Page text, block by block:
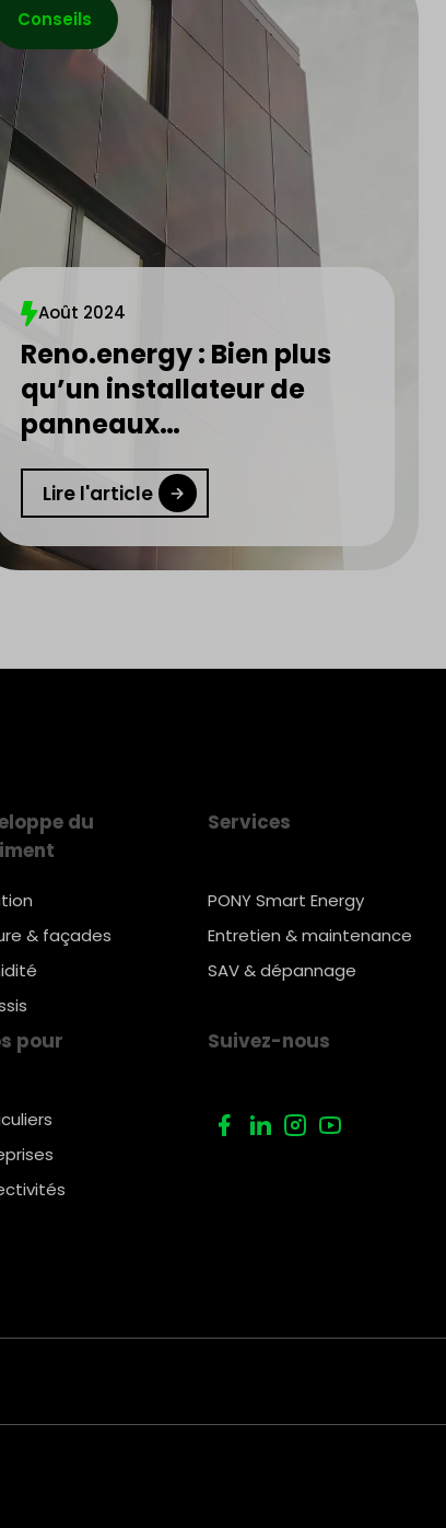
Conseils
Août 2024
Reno.energy : Bien plus
qu’un installateur de
panneaux
photovoltaïques
Lire l'article
du
& façades
Services
PONY Smart Energy
Entretien & maintenance
SAV & dépannage
pour Suivez-nous